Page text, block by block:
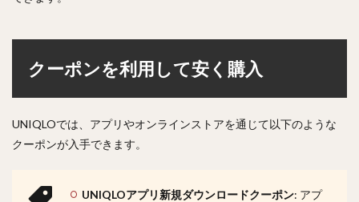
クーポンを利用して安く購入
UNIQLOでは、アプリやオンラインストアを通じて以下のような
クーポンが入手できます。
UNIQLOアプリ新規ダウンロードクーポン: アプ